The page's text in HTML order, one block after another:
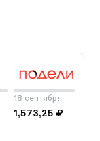
18 сентября
1,573,25 ₽